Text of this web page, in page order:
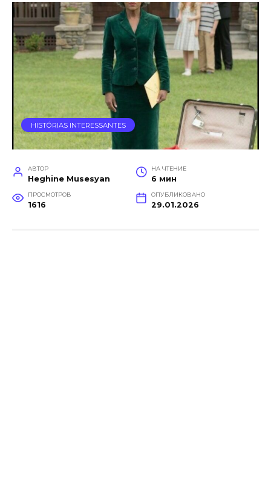
HISTÓRIAS INTERESSANTES
АВТОР
Heghine Musesyan
НА ЧТЕНИЕ
6 мин
ПРОСМОТРОВ
1616
ОПУБЛИКОВАНО
29.01.2026